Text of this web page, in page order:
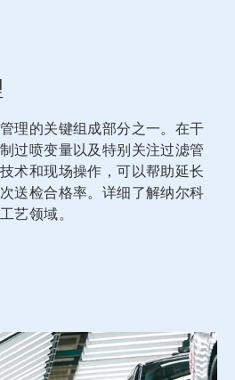
理的关键组成部分之一。在干
过喷变量以及特别关注过滤管
术和现场操作，可以帮助延长
送检合格率。详细了解纳尔科
艺领域。